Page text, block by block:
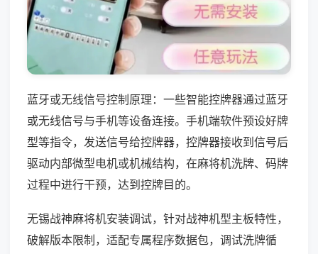
蓝牙或无线信号控制原理：一些智能控牌器通过蓝牙
或无线信号与手机等设备连接。手机端软件预设好牌
型等指令，发送信号给控牌器，控牌器接收到信号后
驱动内部微型电机或机械结构，在麻将机洗牌、码牌
过程中进行干预，达到控牌目的。
无锡战神麻将机安装调试，针对战神机型主板特性，
破解版本限制，适配专属程序数据包，调试洗牌循